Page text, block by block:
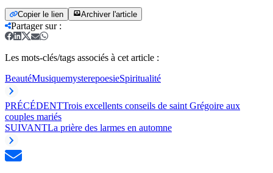
Copier le lien Archiver l'article
Partager sur:
Les mots-clés/tags associés à cet article :
BeautéMusiquemysterepoesieSpiritualité
PRÉCÉDENTTrois excellents conseils de saint Grégoire aux
couples mariés
SUIVANTLa prière des larmes en automne